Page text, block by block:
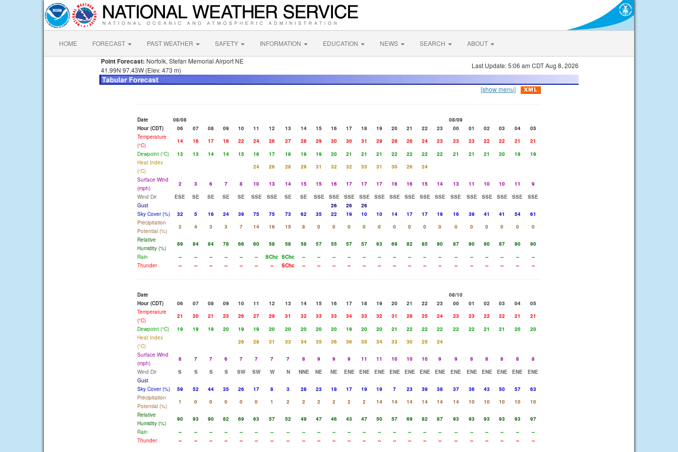
HOME FORECAST PAST WEATHER SAFETY INFORMATION EDUCATION NEWS SEARCH ABOUT
Point Forecast: Norfolk, Stefan Memorial Airport NE
41.99N 97.43W (Elev. 473 m)
Last Update: 5:06 am CDT Aug 8, 2026
[show menu]
Date 08/08
08/09
Hour (CDT)
06 07 08 09 10 11 12 13 14 15 16 17 18 19 20 21 22 23 00 01 02 03 04
05
Temperature
(°C)
14 16 17 18 22 24 26 27 28 29 30 30 31 29 28 26 24 23 23 23 22 22 21
21
Dewpoint (°C)
13 13 14 14 15 16 17 18 19 19 20 21 21 21 22 22 22 22 21 21 21 20 19
19
Heat Index
(°C)
24 26 28 29 31 32 32 33 31 30 26
24
Surface Wind
(mph)
2 3 6 7 8 10 13 14 15 15 16 17 17 17 16 16 15 14 13 11 10 10 11
9
Wind Dir
ESE SE SE SE SE SSE SSE SE SE SSE SSE SSE SSE SSE SSE SSE SSE SSE SSE SSE SSE SSE SSE
SSE
Gust
26 26
26
Sky Cover (%)
32 5 16 24 39 75 75 73 62 35 22 19 10 10 14 17 17 19 16 39 41 41 54
61
Precipitation
Potential (%)
2 4 3 3 7 14 16 15 8 0 0 0 0 0 0 0 0 0 0 0 0 0 0
0
Relative
Humidity (%)
89 84 84 78 66 60 58 58 58 57 55 57 57 63 69 82 85 90 87 90 90 87 90
90
Rain
-- -- -- -- -- -- SChc SChc -- -- -- -- -- -- -- -- -- -- -- -- -- -- --
--
Thunder
-- -- -- -- -- -- -- SChc -- -- -- -- -- -- -- -- -- -- -- -- -- -- -- --
Date
08/10
Hour (CDT)
06 07 08 09 10 11 12 13 14 15 16 17 18 19 20 21 22 23 00 01 02 03 04
05
Temperature
(°C)
21 20 21 23 26 27 29 31 32 33 33 34 33 32 31 28 25 24 23 23 22 22 21
21
Dewpoint (°C)
19 19 19 20 19 19 20 20 20 20 20 19 20 20 21 22 22 22 22 22 21 21 20
20
Heat Index
(°C)
26 28 31 33 34 35 36 36 35 34 33 30 25
24
Surface Wind
(mph)
8 7 7 6 7 7 7 7 8 9 9 9 11 11 10 10 10 9 9 8 8 8 8
8
Wind Dir
S S S S SW SW W N NNE NE NE ENE ENE ENE ENE ENE ENE ENE ENE ENE ENE ENE ENE
ENE
Gust
Sky Cover (%)
59 52 44 35 26 17 8 3 28 23 18 17 19 19 7 23 39 38 37 36 43 50 57
63
Precipitation
Potential (%)
1 0 0 0 0 0 1 2 2 2 2 2 2 14 14 14 14 14 14 10 10 10 10
10
Relative
Humidity (%)
90 93 90 82 69 63 57 52 49 47 46 43 47 50 57 69 82 87 93 93 93 93 93
97
Rain
-- -- -- -- -- -- -- -- -- -- -- -- -- -- -- -- -- -- -- -- -- -- --
--
Thunder
-- -- -- -- -- -- -- -- -- -- -- -- -- -- -- -- -- -- -- -- -- -- -- --